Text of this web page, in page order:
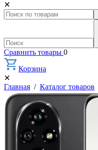
✕
Сравнить товары 0
Корзина
✕
Главная / Каталог товаров